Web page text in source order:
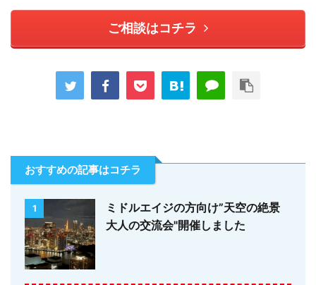
ご相談はコチラ
おすすめの記事はコチラ
1
ミドルエイジの方向け”天空の絶景
大人の交流会"開催しました